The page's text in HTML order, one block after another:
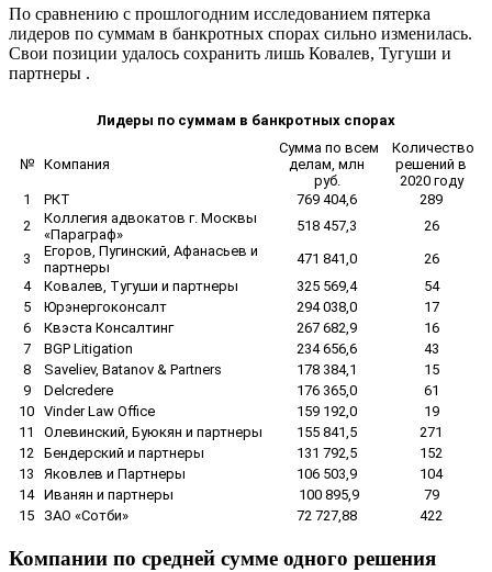
По сравнению с прошлогодним исследованием пятерка
лидеров по суммам в банкротных спорах сильно изменилась.
Свои позиции удалось сохранить лишь Ковалев, Тугуши и
партнеры .
Лидеры по суммам в банкротных спорах
№ Компания
Сумма по всем
делам, млн
руб.
Количество
решений в
2020 году
1
РКТ 769 404,6
289
2
Коллегия адвокатов г. Москвы
«Параграф»
518 457,3
26
3
Егоров, Пугинский, Афанасьев и
партнеры
471 841,0
26
4
Ковалев, Тугуши и партнеры 325 569,4
54
5
Юрэнергоконсалт 294 038,0
17
6
Квэста Консалтинг 267 682,9
16
7
BGP Litigation 234 656,6
43
8
Saveliev, Batanov & Partners 178 384,1
15
9
Delcredere 176 365,0
61
10 Vinder Law Office 159 192,0
19
11
Олевинский, Буюкян и партнеры 155 841,5
271
12
Бендерский и партнеры 131 792,5
152
13
Яковлев и Партнеры 106 503,9
104
14 Иванян и партнеры 100 895,9
79
15
ЗАО «Сотби» 72 727,88 422
Компании по средней сумме одного решения